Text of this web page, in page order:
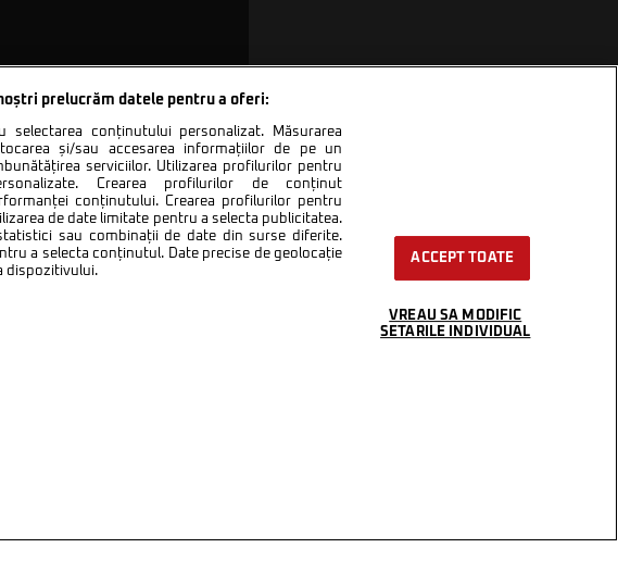
prelucrăm datele pentru a oferi:
selectarea conținutului personalizat. Măsurarea
și/sau accesarea informațiilor de pe un
serviciilor. Utilizarea profilurilor pentru
Crearea profilurilor de conținut
conținutului. Crearea profilurilor pentru
de date limitate pentru a selecta publicitatea.
sau combinații de date din surse diferite.
a selecta conținutul. Date precise de geolocație
dispozitivului.
ACCEPT TOATE
VREAU SA MODIFIC
SETARILE INDIVIDUAL